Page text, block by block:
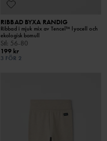
RIBBAD BYXA RANDIG
Ribbad i mjuk mix av Tencel™ lyocell och
ekologisk bomull
Stl: 56-80
199 kr
3 FÖR 2